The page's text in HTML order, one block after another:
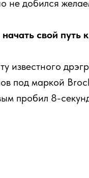
не добился
свой путь
известного
под маркой
пробил 8-